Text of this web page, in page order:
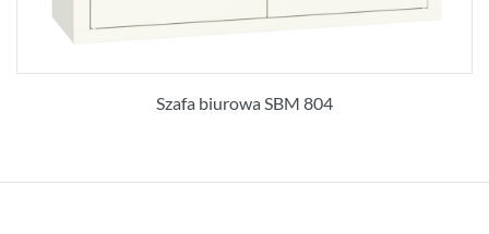
Szafa biurowa SBM 804